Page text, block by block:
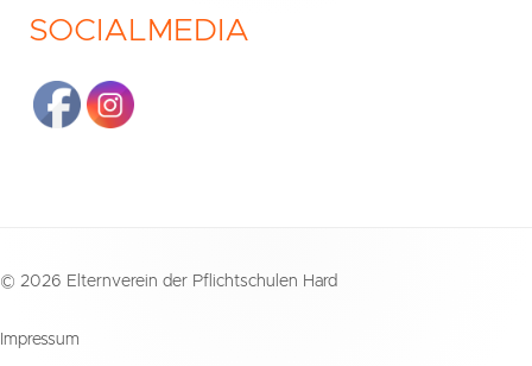
SOCIALMEDIA
Inhalt
© 2026 Elternverein der Pflichtschulen Hard
Impressum